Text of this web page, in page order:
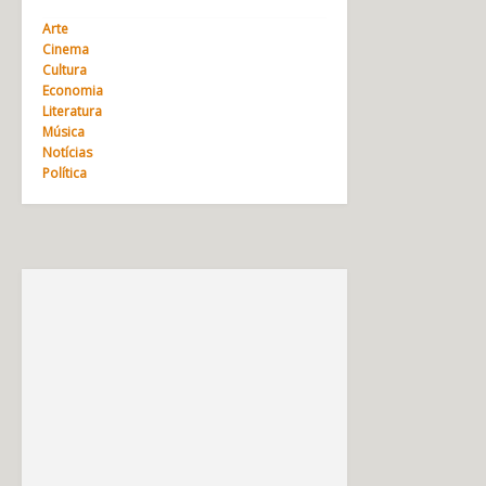
Arte
Cinema
Cultura
Economia
Literatura
Música
Notícias
Política